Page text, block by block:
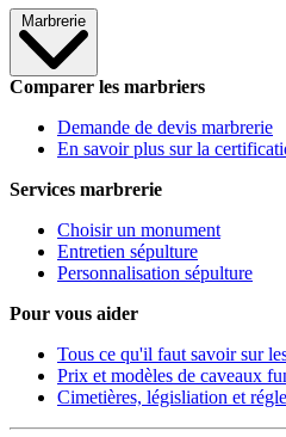
Marbrerie
Comparer les marbriers
Demande de devis marbrerie
En savoir plus sur la
Services marbrerie
Choisir un monument
Entretien sépulture
Personnalisation sépulture
Pour vous aider
Tous ce qu'il faut savoir sur
Prix et modèles de caveaux
Cimetières, législiation et